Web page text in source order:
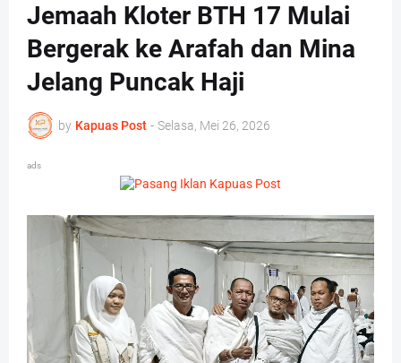
Jemaah Kloter BTH 17 Mulai
Bergerak ke Arafah dan Mina
Jelang Puncak Haji
by Kapuas Post - Selasa, Mei 26, 2026
ads